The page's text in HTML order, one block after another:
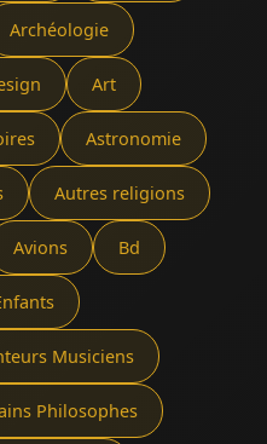
Archéologie
Art
Astronomie
Autres religions
Avions Bd
Musiciens
Philosophes